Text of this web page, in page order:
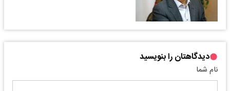
دیدگاهتان را بنویسید
نام شما